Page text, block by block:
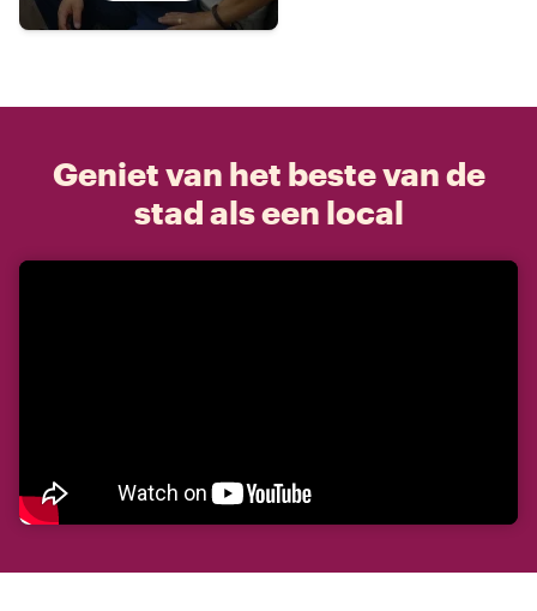
Geniet van het beste van de
stad als een local